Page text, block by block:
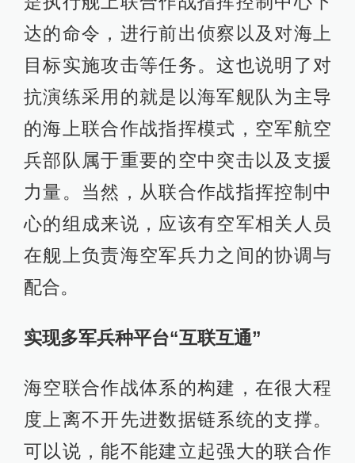
达的命令，进行前出侦察以及对海上
目标实施攻击等任务。这也说明了对
抗演练采用的就是以海军舰队为主导
的海上联合作战指挥模式，空军航空
兵部队属于重要的空中突击以及支援
力量。当然，从联合作战指挥控制中
心的组成来说，应该有空军相关人员
在舰上负责海空军兵力之间的协调与
配合。
实现多军兵种平台“互联互通”
海空联合作战体系的构建，在很大程
度上离不开先进数据链系统的支撑。
可以说，能不能建立起强大的联合作